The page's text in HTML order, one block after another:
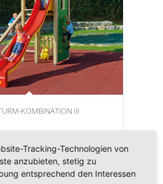
KOMBINATION III
Tracking-Technologien von
anzubieten, stetig zu
entsprechend den Interessen